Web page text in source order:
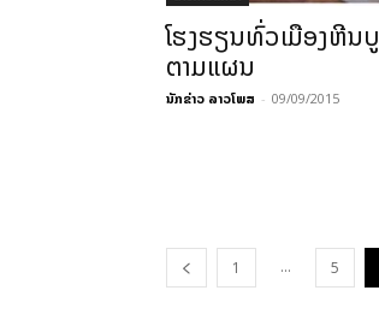
ໂຮງຮຽນທົ່ວເມືອງຫີນ
ຕາມແຜນ
ນັກຂ່າວ ລາວໂພສ - 09/09/2015
1 ... 5